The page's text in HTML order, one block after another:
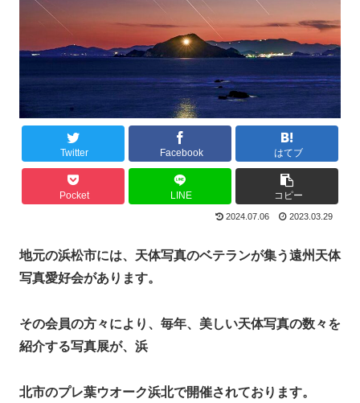
Twitter Facebook はてブ
Pocket LINE コピー
2024.07.06 2023.03.29
地元の浜松市には、天体写真のベテランが集う遠州天体
写真愛好会があります。
その会員の方々により、毎年、美しい天体写真の数々を
紹介する写真展が、浜
北市のプレ葉ウオーク浜北で開催されております。